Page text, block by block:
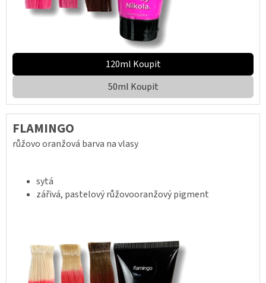
120ml Koupit
50ml Koupit
FLAMINGO
růžovo oranžová barva na vlasy
sytá
zářivá, pastelový růžovooranžový pigment